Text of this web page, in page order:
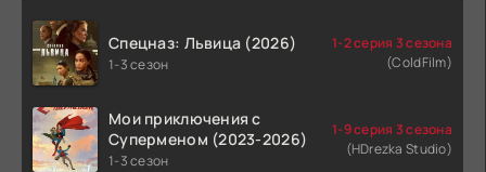
Спецназ: Львица (2026)
1-3 сезон
1-2 серия 3 сезона
(ColdFilm)
Мои приключения с
Суперменом (2023-2026)
1-3 сезон
1-9 серия 3 сезона
(HDrezka Studio)